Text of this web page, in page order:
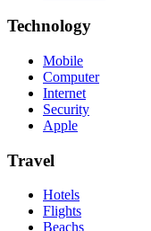
Technology
Mobile
Computer
Internet
Security
Apple
Travel
Hotels
Flights
Beachs